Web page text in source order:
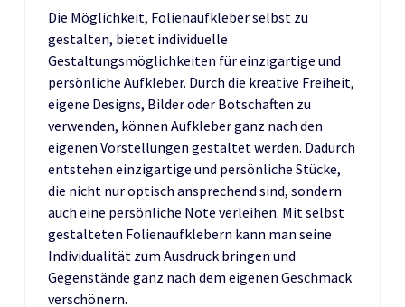
Die Möglichkeit, Folienaufkleber selbst zu
gestalten, bietet individuelle
Gestaltungsmöglichkeiten für einzigartige und
persönliche Aufkleber. Durch die kreative Freiheit,
eigene Designs, Bilder oder Botschaften zu
verwenden, können Aufkleber ganz nach den
eigenen Vorstellungen gestaltet werden. Dadurch
entstehen einzigartige und persönliche Stücke,
die nicht nur optisch ansprechend sind, sondern
auch eine persönliche Note verleihen. Mit selbst
gestalteten Folienaufklebern kann man seine
Individualität zum Ausdruck bringen und
Gegenstände ganz nach dem eigenen Geschmack
verschönern.